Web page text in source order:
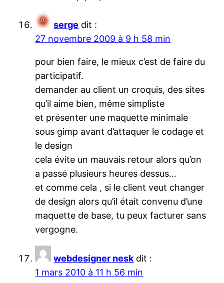
serge dit :
27 novembre 2009 à 9 h 58 min
pour bien faire, le mieux c’est de faire du
participatif.
demander au client un croquis, des sites
qu’il aime bien, même simpliste
et présenter une maquette minimale
sous gimp avant d’attaquer le codage et
le design
cela évite un mauvais retour alors qu’on
a passé plusieurs heures dessus…
et comme cela , si le client veut changer
de design alors qu’il était convenu d’une
maquette de base, tu peux facturer sans
vergogne.
webdesigner nesk dit :
1 mars 2010 à 11 h 56 min